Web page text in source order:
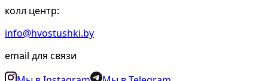
теорией, а быстро помогать понять направление выбора,
ключевые критерии и ограничения по безопасному
Важно: ветаптека помогает подобрать товар по задаче, но
не заменяет ветеринарный осмотр. Если у питомца
колл центр:
info@hvostushki.by
email для связи